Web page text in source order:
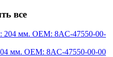
все
мм. OEM: 8AC-47550-00-00